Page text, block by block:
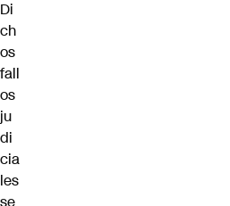
Di
ch
os
fall
os
ju
di
cia
les
se